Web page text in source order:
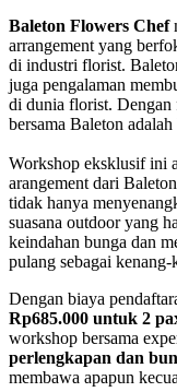
Baleton Flowers Chef
arrangement yang
di industri florist.
juga pengalaman
di dunia florist. Dengan
bersama Baleton
Workshop eksklusif ini
arangementdari Baleton
tidak hanya
suasana outdoor yang
keindahan bunga dan
pulang sebagai
Dengan biaya
Rp685.000 untuk 2
workshop bersama
perlengkapan dan
membawa apapun